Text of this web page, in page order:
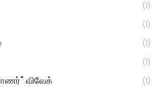
(1)
(1)
(1)
(1)
விவேக் (1)